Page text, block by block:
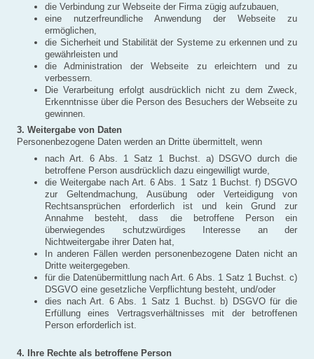
die Verbindung zur Webseite der Firma zügig aufzubauen,
eine nutzerfreundliche Anwendung der Webseite zu
ermöglichen,
die Sicherheit und Stabilität der Systeme zu erkennen und zu
gewährleisten und
die Administration der Webseite zu erleichtern und zu
verbessern.
Die Verarbeitung erfolgt ausdrücklich nicht zu dem Zweck,
Erkenntnisse über die Person des Besuchers der Webseite zu
gewinnen.
3. Weitergabe von Daten
Personenbezogene Daten werden an Dritte übermittelt, wenn
nach Art. 6 Abs. 1 Satz 1 Buchst. a) DSGVO durch die
betroffene Person ausdrücklich dazu eingewilligt wurde,
die Weitergabe nach Art. 6 Abs. 1 Satz 1 Buchst. f) DSGVO
zur Geltendmachung, Ausübung oder Verteidigung von
Rechtsansprüchen erforderlich ist und kein Grund zur
Annahme besteht, dass die betroffene Person ein
überwiegendes schutzwürdiges Interesse an der
Nichtweitergabe ihrer Daten hat,
In anderen Fällen werden personenbezogene Daten nicht an
Dritte weitergegeben.
für die Datenübermittlung nach Art. 6 Abs. 1 Satz 1 Buchst. c)
DSGVO eine gesetzliche Verpflichtung besteht, und/oder
dies nach Art. 6 Abs. 1 Satz 1 Buchst. b) DSGVO für die
Erfüllung eines Vertragsverhältnisses mit der betroffenen
Person erforderlich ist.
4. Ihre Rechte als betroffene Person